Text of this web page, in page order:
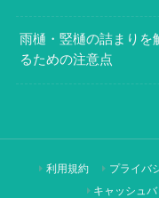
雨樋・竪樋の詰まりを
るための注意点
利用規約 プライバ
キャッシュ